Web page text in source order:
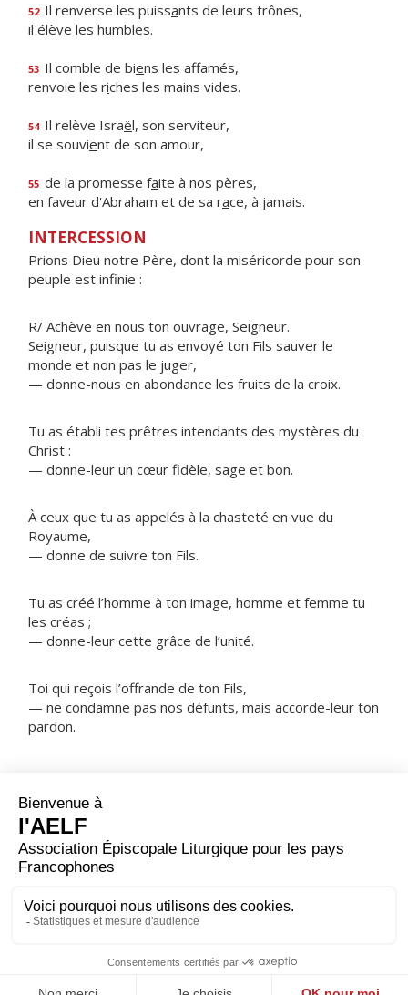
52 Il renverse les puissants de leurs trônes,
il élève les humbles.
53 Il comble de biens les affamés,
renvoie les riches les mains vides.
54 Il relève Israël, son serviteur,
il se souvient de son amour,
55 de la promesse faite à nos pères,
en faveur d'Abraham et de sa race, à jamais.
INTERCESSION
Prions Dieu notre Père, dont la miséricorde pour son
peuple est infinie :
R/ Achève en nous ton ouvrage, Seigneur.
Seigneur, puisque tu as envoyé ton Fils sauver le
monde et non pas le juger,
— donne-nous en abondance les fruits de la croix.
Tu as établi tes prêtres intendants des mystères du
Christ :
— donne-leur un cœur fidèle, sage et bon.
À ceux que tu as appelés à la chasteté en vue du
Royaume,
— donne de suivre ton Fils.
Tu as créé l’homme à ton image, homme et femme tu
les créas ;
— donne-leur cette grâce de l’unité.
Toi qui reçois l’offrande de ton Fils,
— ne condamne pas nos défunts, mais accorde-leur ton
pardon.
ORAISON
Pour le bien de tous et pour ta gloire, Seigneur, tu as
voulu que chaque membre de ton peuple te serve selon
trouver sa fonction dans l'Église, en vue de constituer
avec ses frères le corps de Jésus Christ. Lui qui règne.